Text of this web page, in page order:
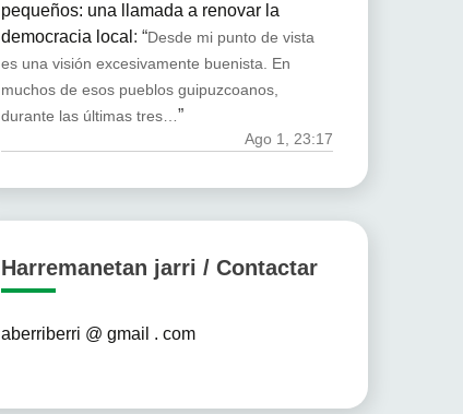
pequeños: una llamada a renovar la
democracia local : “Desde mi punto de vista
es una visión excesivamente buenista. En
muchos de esos pueblos guipuzcoanos,
durante las últimas tres…”
Ago 1, 23:17
Harremanetan jarri / Contactar
aberriberri @ gmail . com